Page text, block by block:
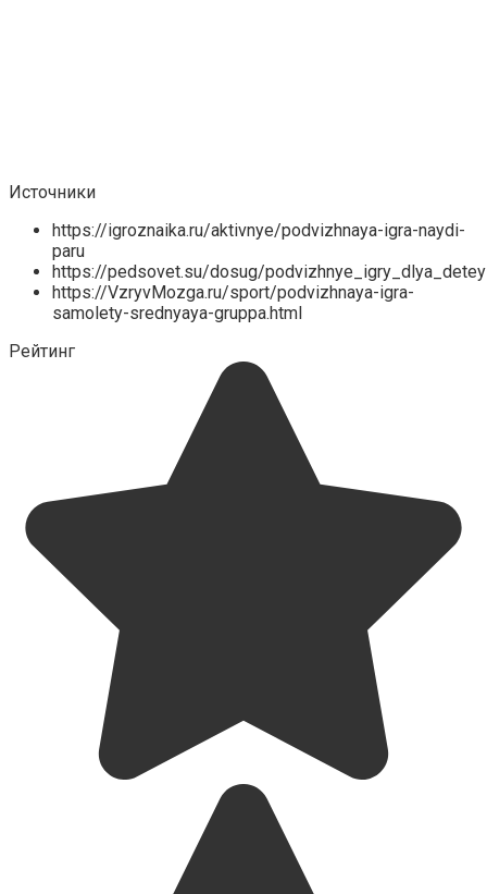
Источники
https://igroznaika.ru/aktivnye/podvizhnaya-igra-naydi-
paru
https://pedsovet.su/dosug/podvizhnye_igry_dlya_detey
https://VzryvMozga.ru/sport/podvizhnaya-igra-
samolety-srednyaya-gruppa.html
Рейтинг